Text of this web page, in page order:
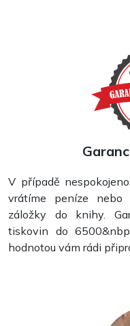
V případě
vrátíme peníze nebo
záložky do knihy.
tiskovin do
hodnotou vám rádi